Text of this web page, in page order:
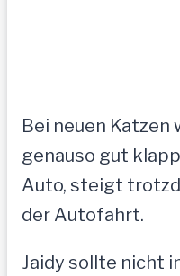
Bei neuen Katzen
genauso gut
Auto, steigt
der Autofahrt.
Jaidy sollte nicht